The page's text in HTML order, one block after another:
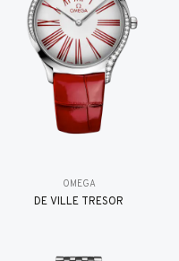
OMEGA
DE VILLE TRESOR